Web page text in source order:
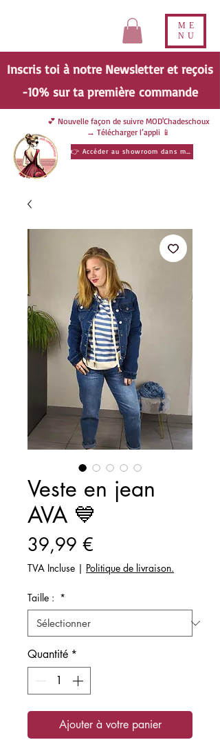
ME
NU
Inscris toi à notre Newsletter et reçois
-10% sur ta premièrecommande
💕 Nouvelle façon de suivre MOD'Chadeschoux
→ Télécharger l’appli 📱
👉 Accéder au showroom dans ma poche
Veste en jean
AVA 💙
39,99 €
TVA Incluse | Politique de livraison.
Taille : *
Quantité *
Ajouter à votre panier